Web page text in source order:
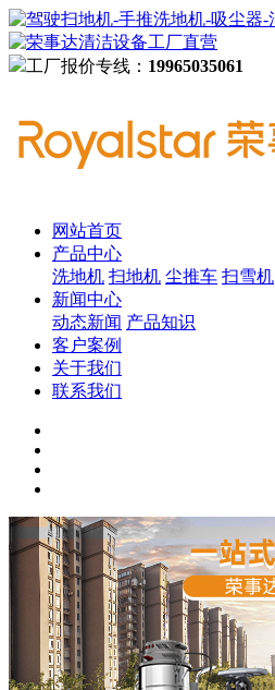
工厂报价专线： 19965035061
网站首页
产品中心
洗地机 扫地机 尘推车 扫雪机
新闻中心
动态新闻 产品知识
客户案例
关于我们
联系我们